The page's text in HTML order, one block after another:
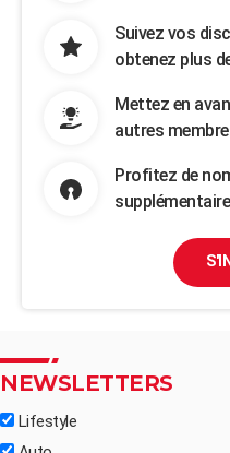
Suivez vos
obtenez plus
Mettez en
autres
Profitez de
NEWSLETTERS
Lifestyle